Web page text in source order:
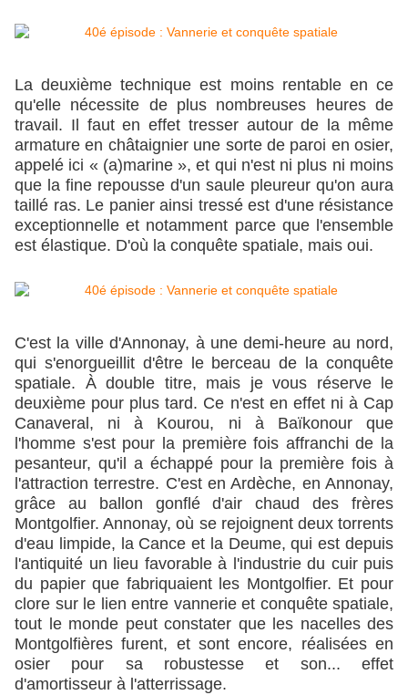
La deuxième technique est moins rentable en ce
qu'elle nécessite de plus nombreuses heures de
travail. Il faut en effet tresser autour de la même
armature en châtaignier une sorte de paroi en osier,
appelé ici « (a)marine », et qui n'est ni plus ni moins
que la fine repousse d'un saule pleureur qu'on aura
taillé ras. Le panier ainsi tressé est d'une résistance
exceptionnelle et notamment parce que l'ensemble
est élastique. D'où la conquête spatiale, mais oui.
C'est la ville d'Annonay, à une demi-heure au nord,
qui s'enorgueillit d'être le berceau de la conquête
spatiale. À double titre, mais je vous réserve le
deuxième pour plus tard. Ce n'est en effet ni à Cap
Canaveral, ni à Kourou, ni à Baïkonour que
l'homme s'est pour la première fois affranchi de la
pesanteur, qu'il a échappé pour la première fois à
l'attraction terrestre. C'est en Ardèche, en Annonay,
grâce au ballon gonflé d'air chaud des frères
Montgolfier. Annonay, où se rejoignent deux torrents
d'eau limpide, la Cance et la Deume, qui est depuis
l'antiquité un lieu favorable à l'industrie du cuir puis
du papier que fabriquaient les Montgolfier. Et pour
clore sur le lien entre vannerie et conquête spatiale,
tout le monde peut constater que les nacelles des
Montgolfières furent, et sont encore, réalisées en
osier pour sa robustesse et son... effet
d'amortisseur à l'atterrissage.